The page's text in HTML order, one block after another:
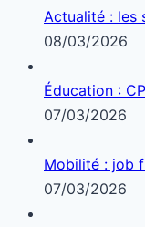
Actualité : les
08/03/2026
Éducation :
07/03/2026
Mobilité : job
07/03/2026